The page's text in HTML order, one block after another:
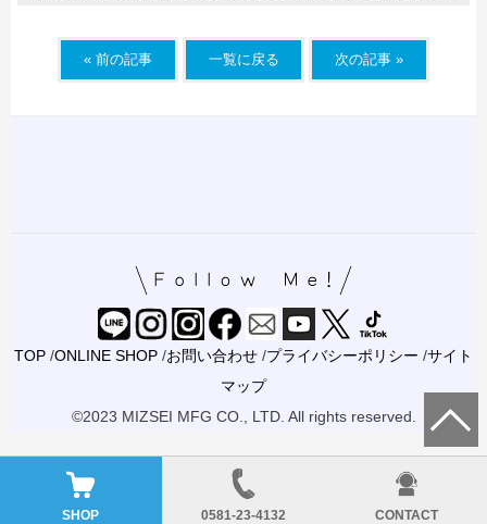
« 前の記事 一覧に戻る 次の記事 »
SHOP 0581-23-4132 CONTACT
TOP /ONLINE SHOP /お問い合わせ /プライバシーポリシー /サイト
マップ
©2023 MIZSEI MFG CO., LTD. All rights reserved.